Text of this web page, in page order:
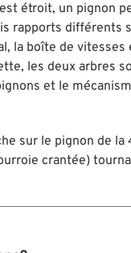
étroit, un pignon
rapports différents
la boîte de
les deux arbres
et le
sur le pignon de
crantée)